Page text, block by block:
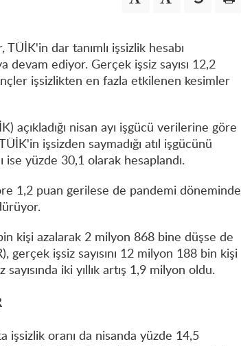
dar tanımlı işsizlik hesabı
devam ediyor. Gerçek işsiz sayısı 12,2
işsizlikten en fazla etkilenen kesimler
açıkladığı nisan ayı işgücü verilerine göre
işsizden saymadığı atıl işgücünü
ise yüzde 30,1 olarak hesaplandı.
1,2 puan gerilese de pandemi döneminde
kişi azalarak 2 milyon 868 bine düşse de
gerçek işsiz sayısını 12 milyon 188 bin kişi
sayısında iki yıllık artış 1,9 milyon oldu.
işsizlik oranı da nisanda yüzde 14,5